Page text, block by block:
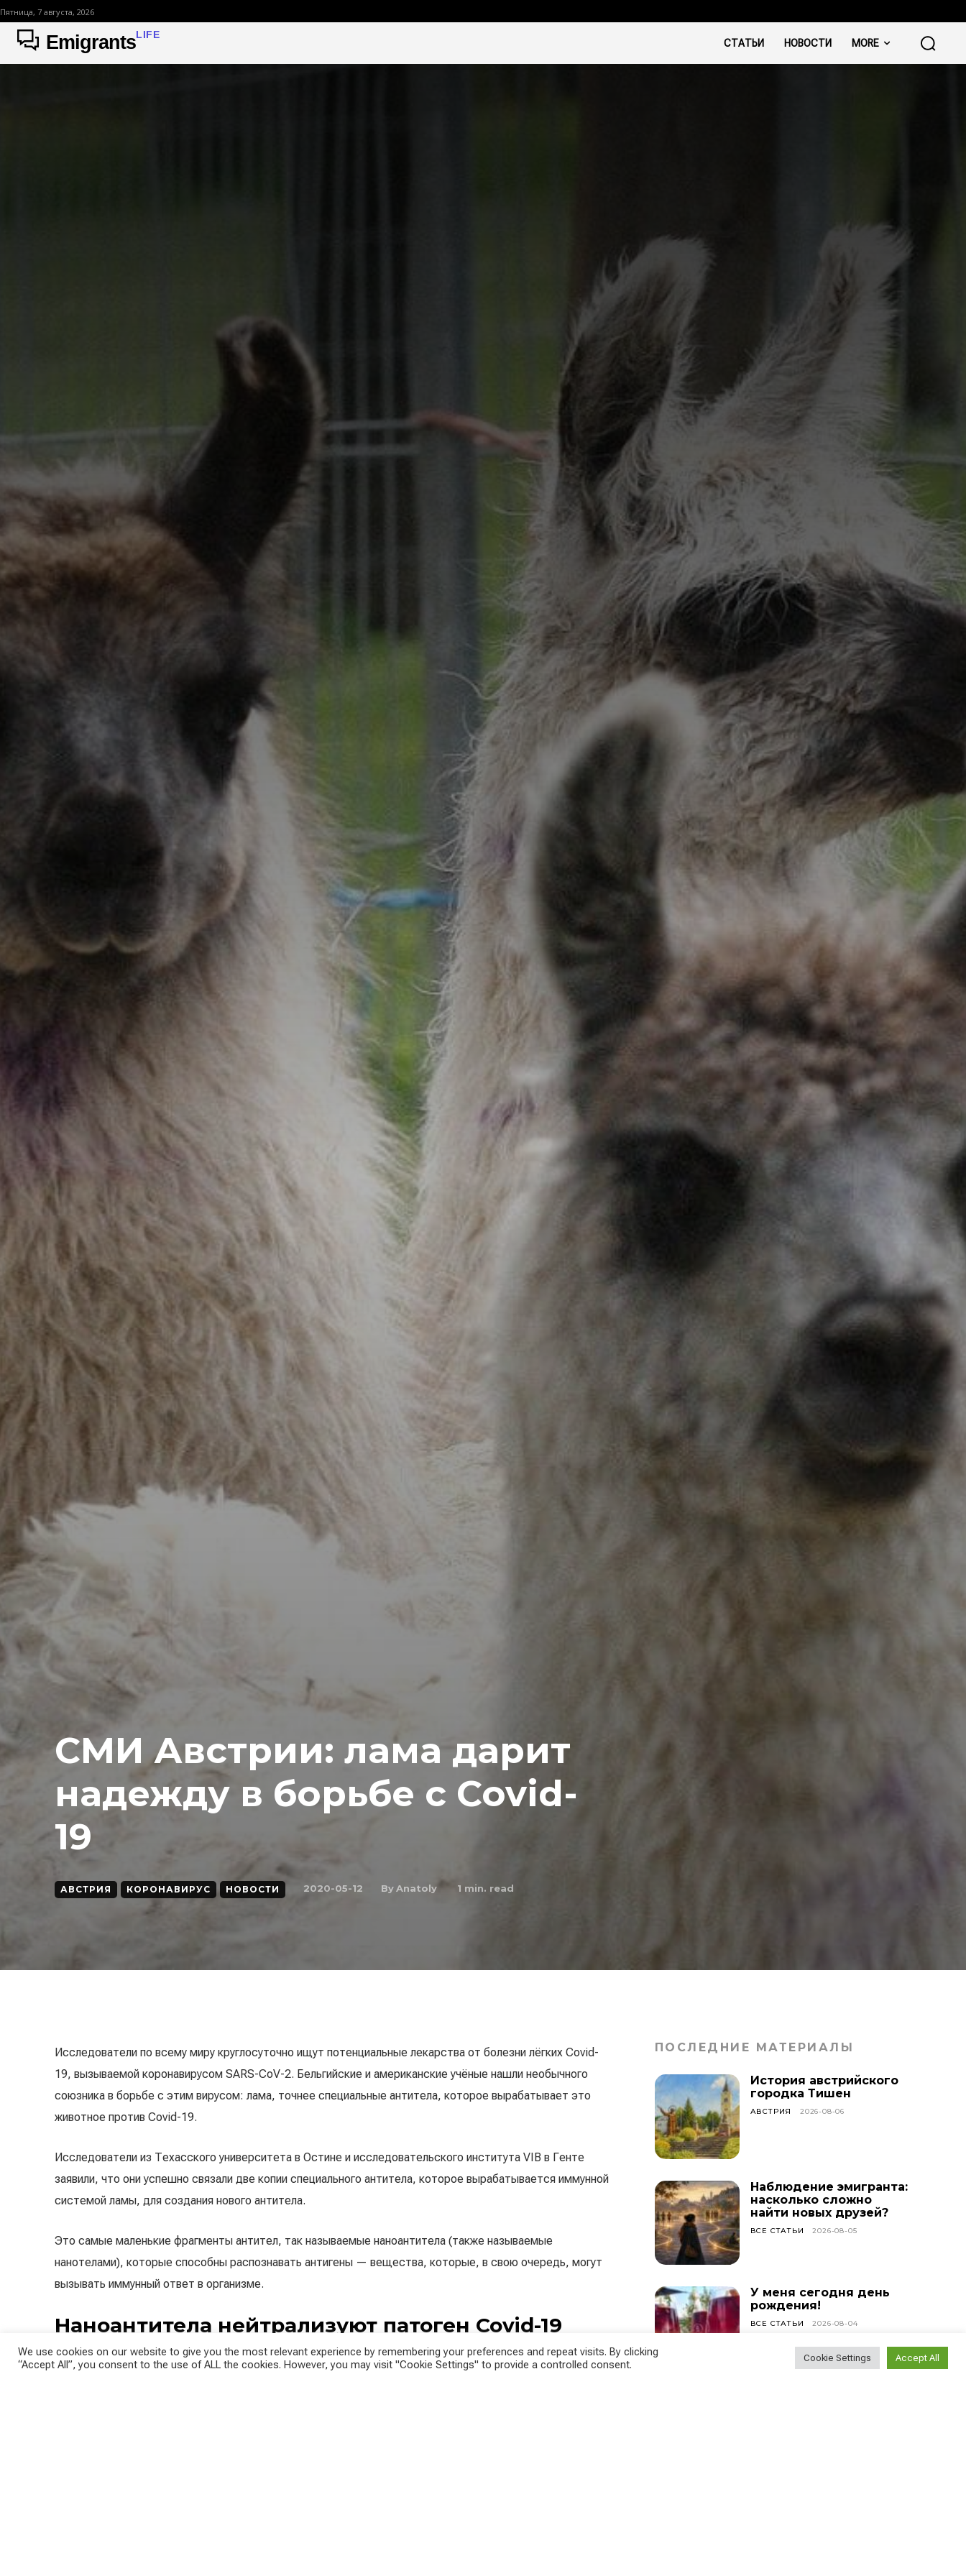
Пятница, 7 августа, 2026
EmigrantsLIFE
СТАТЬИ НОВОСТИ MORE
СМИ Австрии: лама дарит
надежду в борьбе с Covid-
19
АВСТРИЯ КОРОНАВИРУС НОВОСТИ 2020-05-12 ByAnatoly 1 min. read
Исследователи по всему миру круглосуточно ищут потенциальные лекарства от болезни лёгких Covid-
19, вызываемой коронавирусом SARS-CoV-2. Бельгийские и американские учёные нашли необычного
союзника в борьбе с этим вирусом: лама, точнее специальные антитела, которое вырабатывает это
животное против Covid-19.
Исследователи из Техасского университета в Остине и исследовательского института VIB в Генте
заявили, что они успешно связали две копии специального антитела, которое вырабатывается иммунной
системой ламы, для создания нового антитела.
Это самые маленькие фрагменты антител, так называемые наноантитела (также называемые
нанотелами), которые способны распознавать антигены — вещества, которые, в свою очередь, могут
вызывать иммунный ответ в организме.
Наноантитела нейтрализуют патоген Covid-19
Антитела, найденные в крови ламы, по-видимому, оккупируют белки в оболочке вируса, которые
ПОСЛЕДНИЕ МАТЕРИАЛЫ
История австрийского
городка Тишен
АВСТРИЯ 2026-08-06
Наблюдение эмигранта:
насколько сложно
найти новых друзей?
ВСЕ СТАТЬИ 2026-08-05
У меня сегодня день
рождения!
ВСЕ СТАТЬИ 2026-08-04
We use cookies on our website to give you the most relevant experience by remembering your preferences and repeat visits. By clicking
“Accept All”, you consent to the use of ALL the cookies. However, you may visit "Cookie Settings" to provide a controlled consent.
Cookie Settings Accept All